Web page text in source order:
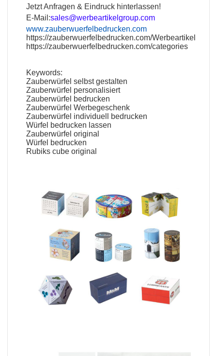
Jetzt Anfragen & Eindruck hinterlassen!
E-Mail:sales@werbeartikelgroup.com
www.zauberwuerfelbedrucken.com
https://zauberwuerfelbedrucken.com/Werbeartikel
https://zauberwuerfelbedrucken.com/categories
Keywords:
Zauberwürfel selbst gestalten
Zauberwürfel personalisiert
Zauberwürfel bedrucken
Zauberwürfel Werbegeschenk
Zauberwürfel individuell bedrucken
Würfel bedrucken lassen
Zauberwürfel original
Würfel bedrucken
Rubiks cube original